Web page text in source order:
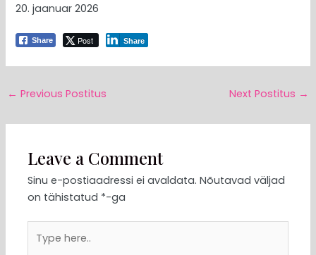
20. jaanuar 2026
Share Post Share
← Previous Postitus Next Postitus →
Leave a Comment
Sinu e-postiaadressi ei avaldata. Nõutavad väljad
on tähistatud *-ga
here..